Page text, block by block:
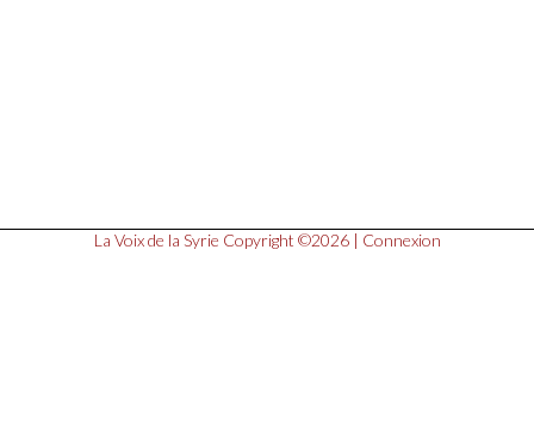
La Voix de la Syrie Copyright ©2026 | Connexion